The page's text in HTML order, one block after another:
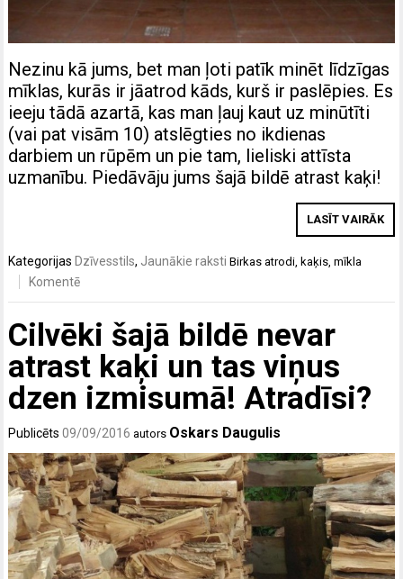
Nezinu kā jums, bet man ļoti patīk minēt līdzīgas
mīklas, kurās ir jāatrod kāds, kurš ir paslēpies. Es
ieeju tādā azartā, kas man ļauj kaut uz minūtīti
(vai pat visām 10) atslēgties no ikdienas
darbiem un rūpēm un pie tam, lieliski attīsta
uzmanību. Piedāvāju jums šajā bildē atrast kaķi!
LASĪT VAIRĀK
KategorijasDzīvesstils, Jaunākie raksti Birkasatrodi ,kaķis ,mīkla
Komentē
Cilvēki šajā bildē nevar
atrast kaķi un tas viņus
dzen izmisumā! Atradīsi?
Publicēts09/09/2016 autors Oskars Daugulis